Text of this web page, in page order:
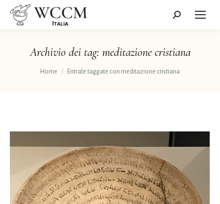
Cerca:
Archivio dei tag: meditazione cristiana
Tu sei qui:
Home Entrate taggate con meditazione cristiana